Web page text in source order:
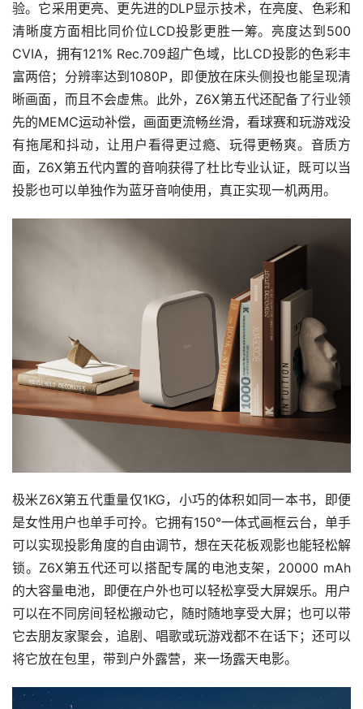
验。它采用更亮、更先进的DLP显示技术，在亮度、色彩和
清晰度方面相比同价位LCD投影更胜一筹。亮度达到500
CVIA，拥有121% Rec.709超广色域，比LCD投影的色彩丰
富两倍；分辨率达到1080P，即便放在床头侧投也能呈现清
晰画面，而且不会虚焦。此外，Z6X第五代还配备了行业领
先的MEMC运动补偿，画面更流畅丝滑，看球赛和玩游戏没
有拖尾和抖动，让用户看得更过瘾、玩得更畅爽。音质方
面，Z6X第五代内置的音响获得了杜比专业认证，既可以当
投影也可以单独作为蓝牙音响使用，真正实现一机两用。
极米Z6X第五代重量仅1KG，小巧的体积如同一本书，即便
是女性用户也单手可拎。它拥有150°一体式画框云台，单手
可以实现投影角度的自由调节，想在天花板观影也能轻松解
锁。Z6X第五代还可以搭配专属的电池支架，20000 mAh
的大容量电池，即便在户外也可以轻松享受大屏娱乐。用户
可以在不同房间轻松搬动它，随时随地享受大屏；也可以带
它去朋友家聚会，追剧、唱歌或玩游戏都不在话下；还可以
将它放在包里，带到户外露营，来一场露天电影。